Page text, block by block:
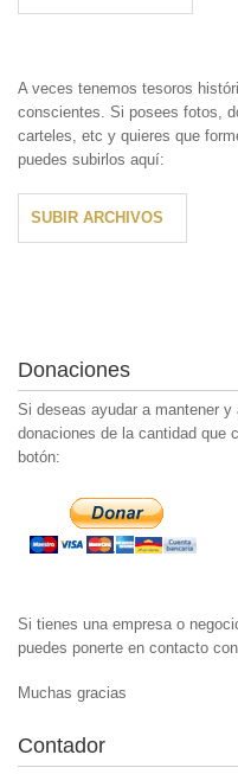
A veces tenemos tesoros
conscientes. Si posees fotos,
carteles, etc y quieres que
puedes subirlos aquí:
SUBIR ARCHIVOS
Donaciones
Si deseas ayudar a mantener
donaciones de la cantidad que
botón:
Si tienes una empresa o
puedes ponerte en contacto
Muchas gracias
Contador